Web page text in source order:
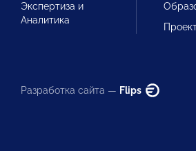
Экспертиза и
Аналитика
Разработка сайта — Flips